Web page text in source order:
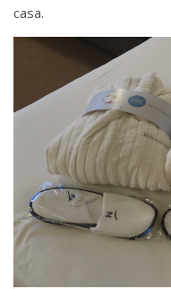
casa.